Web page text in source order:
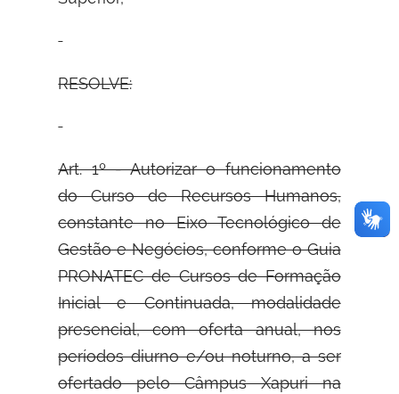
RESOLVE:
Art. 1º - Autorizar o funcionamento
do Curso de Recursos Humanos,
constante no Eixo Tecnológico de
Gestão e Negócios, conforme o Guia
PRONATEC de Cursos de Formação
Inicial e Continuada, modalidade
presencial, com oferta anual, nos
períodos diurno e/ou noturno, a ser
ofertado pelo Câmpus Xapuri na